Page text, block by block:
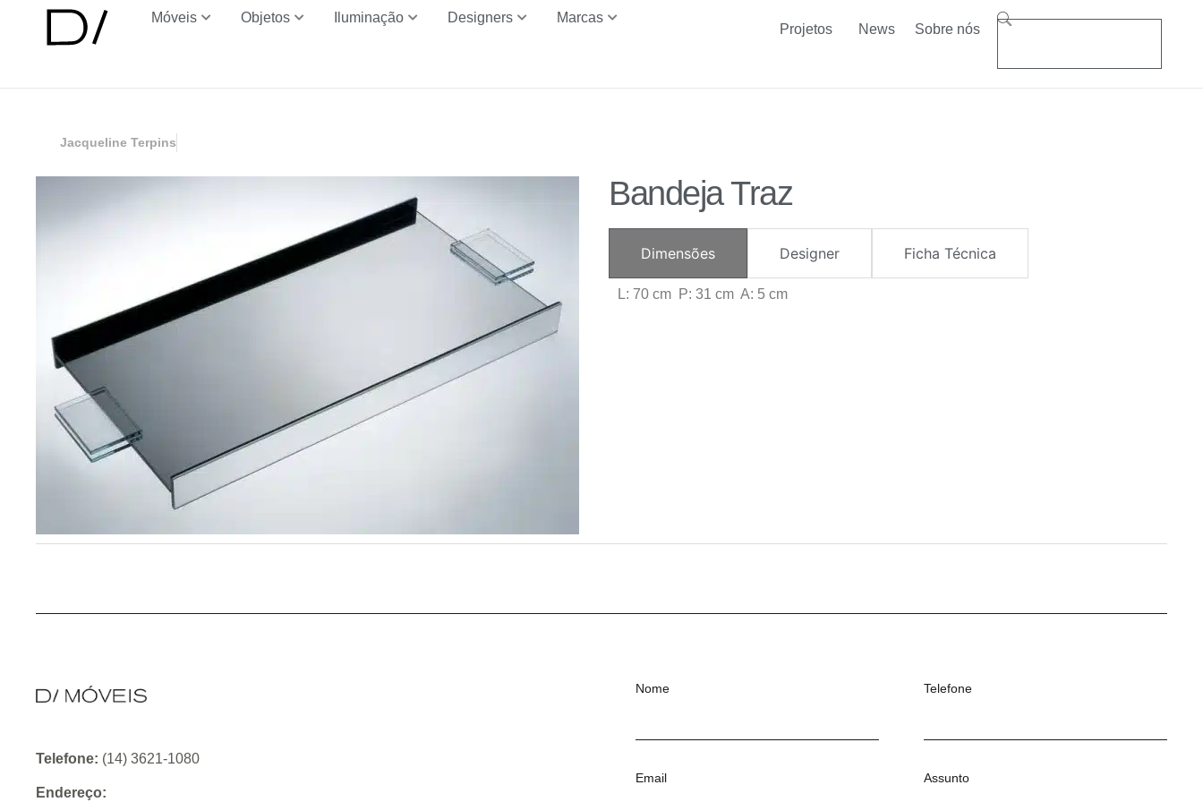
Móveis Objetos Iluminação Designers Marcas
Projetos News Sobre nós
Jacqueline Terpins
Bandeja Traz
Dimensões Designer Ficha Técnica
L: 70 cm P: 31 cm A: 5 cm
Telefone: (14) 3621-1080
Endereço:
Nome Telefone
Email Assunto